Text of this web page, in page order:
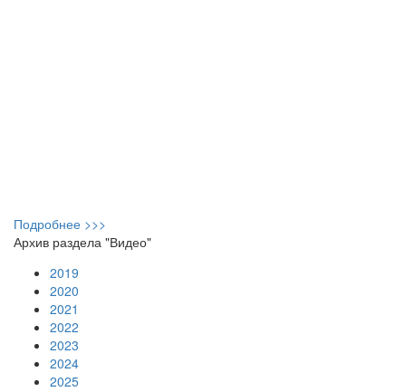
Подробнее >>>
Архив раздела "Видео"
2019
2020
2021
2022
2023
2024
2025